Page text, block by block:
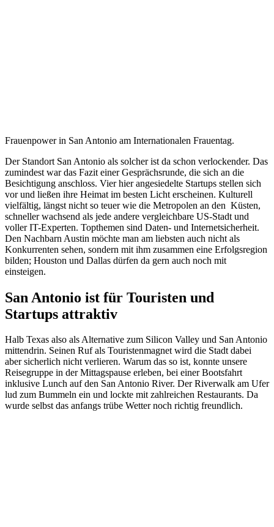
Frauenpower in San Antonio am Internationalen Frauentag.
Der Standort San Antonio als solcher ist da schon verlockender. Das
zumindest war das Fazit einer Gesprächsrunde, die sich an die
Besichtigung anschloss. Vier hier angesiedelte Startups stellen sich
vor und ließen ihre Heimat im besten Licht erscheinen. Kulturell
vielfältig, längst nicht so teuer wie die Metropolen an den Küsten,
schneller wachsend als jede andere vergleichbare US-Stadt und
voller IT-Experten. Topthemen sind Daten- und Internetsicherheit.
Den Nachbarn Austin möchte man am liebsten auch nicht als
Konkurrenten sehen, sondern mit ihm zusammen eine Erfolgsregion
bilden; Houston und Dallas dürfen da gern auch noch mit
einsteigen.
San Antonio ist für Touristen und
Startups attraktiv
Halb Texas also als Alternative zum Silicon Valley und San Antonio
mittendrin. Seinen Ruf als Touristenmagnet wird die Stadt dabei
aber sicherlich nicht verlieren. Warum das so ist, konnte unsere
Reisegruppe in der Mittagspause erleben, bei einer Bootsfahrt
inklusive Lunch auf den San Antonio River. Der Riverwalk am Ufer
lud zum Bummeln ein und lockte mit zahlreichen Restaurants. Da
wurde selbst das anfangs trübe Wetter noch richtig freundlich.